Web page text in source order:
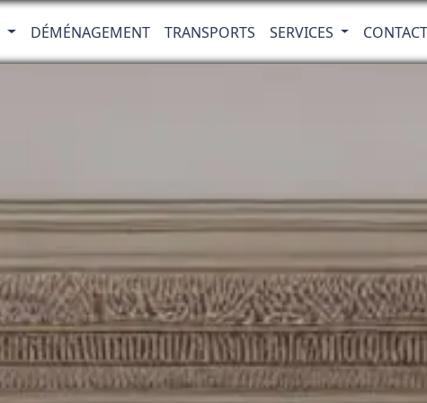
DÉMÉNAGEMENT TRANSPORTS SERVICES